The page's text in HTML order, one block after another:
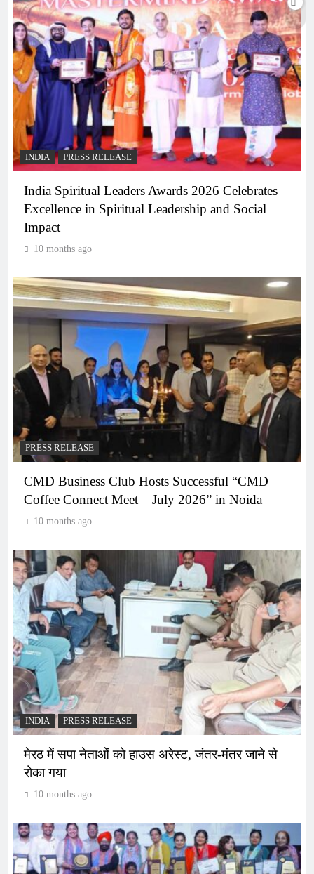
INDIA PRESS RELEASE
India Spiritual Leaders Awards 2026 Celebrates
Excellence in Spiritual Leadership and Social
Impact
10 months ago
PRESS RELEASE
CMD Business Club Hosts Successful “CMD
Coffee Connect Meet – July 2026” in Noida
10 months ago
INDIA PRESS RELEASE
मेरठ में सपा नेताओं को हाउस अरेस्ट, जंतर-मंतर जाने से
रोका गया
10 months ago